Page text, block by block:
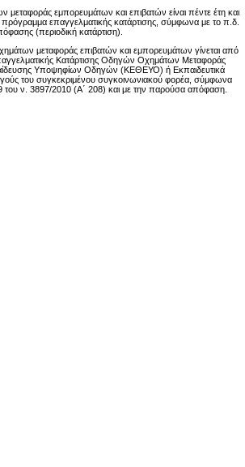
μεταφοράς εμπορευμάτων και επιβατών είναι πέντε έτη και
επαγγελματικής κατάρτισης, σύμφωνα με το π.δ.
(περιοδική κατάρτιση).
μεταφοράς επιβατών και εμπορευμάτων γίνεται από
Κατάρτισης Οδηγών Οχημάτων Μεταφοράς
Υποψηφίων Οδηγών (ΚΕΘΕΥΟ) ή Εκπαιδευτικά
του συγκεκριμένου συγκοινωνιακού φορέα, σύμφωνα
του ν. 3897/2010 (Α΄ 208) και με την παρούσα απόφαση.